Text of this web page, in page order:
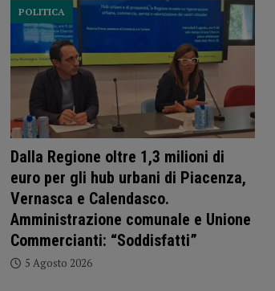
Dalla Regione oltre 1,3 milioni di
euro per gli hub urbani di Piacenza,
Vernasca e Calendasco.
Amministrazione comunale e Unione
Commercianti: “Soddisfatti”
POLITICA
5 Agosto 2026